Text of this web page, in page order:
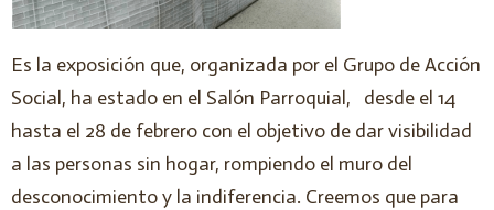
Es la exposición que, organizada por el Grupo de Acción
Social, ha estado en el Salón Parroquial, desde el 14
hasta el 28 de febrero con el objetivo de dar visibilidad
a las personas sin hogar, rompiendo el muro del
desconocimiento y la indiferencia. Creemos que para